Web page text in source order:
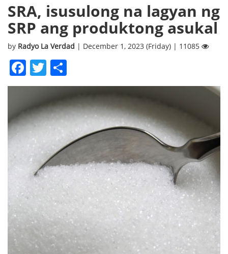
SRA, isusulong na lagyan ng
SRP ang produktong asukal
by Radyo La Verdad | December 1, 2023 (Friday) | 11085
Facebook
Twitter